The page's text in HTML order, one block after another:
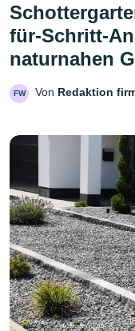
für-Schritt-
naturnahen
FW Von Redaktion